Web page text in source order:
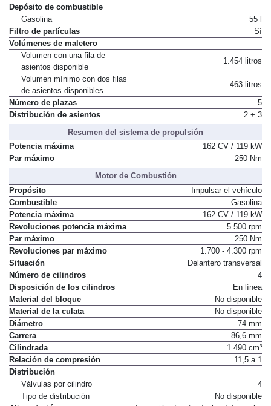
Depósito de combustible
Gasolina
55 l
Filtro de partículas
Sí
Volúmenes de maletero
Volumen con una fila de
asientos disponible
1.454 litros
Volumen mínimo con dos filas
de asientos disponibles
463 litros
Número de plazas
5
Distribución de asientos
2 + 3
Resumen del sistema de propulsión
Potencia máxima
162 CV / 119 kW
Par máximo
250 Nm
Motor de Combustión
Propósito
Impulsar el vehículo
Combustible
Gasolina
Potencia máxima
162 CV / 119 kW
Revoluciones potencia máxima
5.500 rpm
Par máximo
250 Nm
Revoluciones par máximo
1.700 - 4.300 rpm
Situación
Delantero transversal
Número de cilindros
4
Disposición de los cilindros
En línea
Material del bloque
No disponible
Material de la culata
No disponible
Diámetro
74 mm
Carrera
86,6 mm
Cilindrada
1.490 cm³
Relación de compresión
11,5 a 1
Distribución
Válvulas por cilindro
4
Tipo de distribución
No disponible